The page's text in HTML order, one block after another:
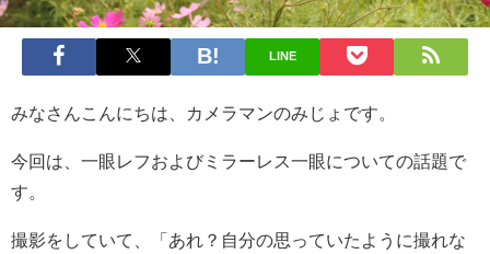
LINE
みなさんこんにちは、カメラマンのみじょです。
今回は、一眼レフおよびミラーレス一眼についての話題で
す。
撮影をしていて、「あれ？自分の思っていたように撮れな